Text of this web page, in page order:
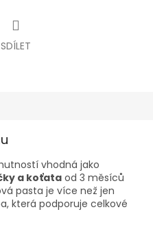
SDÍLET
vhodná jako
a koťata od 3 měsíců
pasta je více než jen
která podporuje celkové